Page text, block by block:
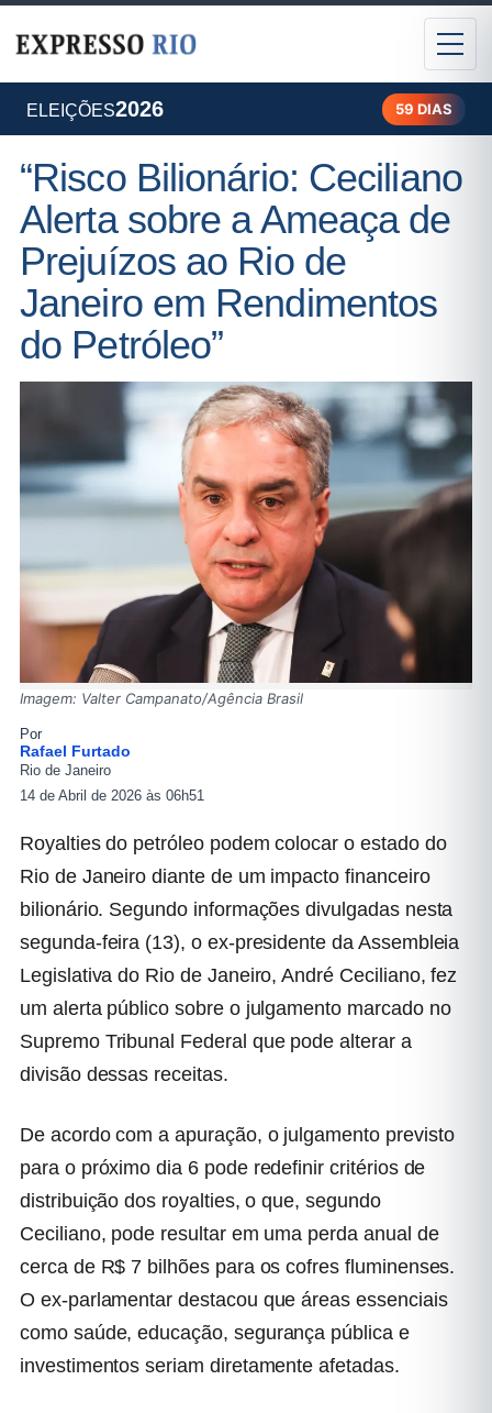
ELEIÇÕES2026 59 DIAS
“Risco Bilionário: Ceciliano
Alerta sobre a Ameaça de
Prejuízos ao Rio de
Janeiro em Rendimentos
do Petróleo”
Imagem: Valter Campanato/Agência Brasil
Por
Rafael Furtado
Rio de Janeiro
14 de Abril de 2026 às 06h51
Royalties do petróleo podem colocar o estado do
Rio de Janeiro diante de um impacto financeiro
bilionário. Segundo informações divulgadas nesta
segunda-feira (13), o ex-presidente da Assembleia
Legislativa do Rio de Janeiro,André Ceciliano, fez
um alerta público sobre o julgamento marcado no
Supremo Tribunal Federal que pode alterar a
divisão dessas receitas.
De acordo com a apuração, o julgamento previsto
para o próximo dia 6 pode redefinir critérios de
distribuição dos royalties, o que, segundo
Ceciliano, pode resultar em uma perda anual de
cerca de R$ 7 bilhões para os cofres fluminenses.
O ex-parlamentar destacou que áreas essenciais
como saúde, educação, segurança pública e
investimentos seriam diretamente afetadas.